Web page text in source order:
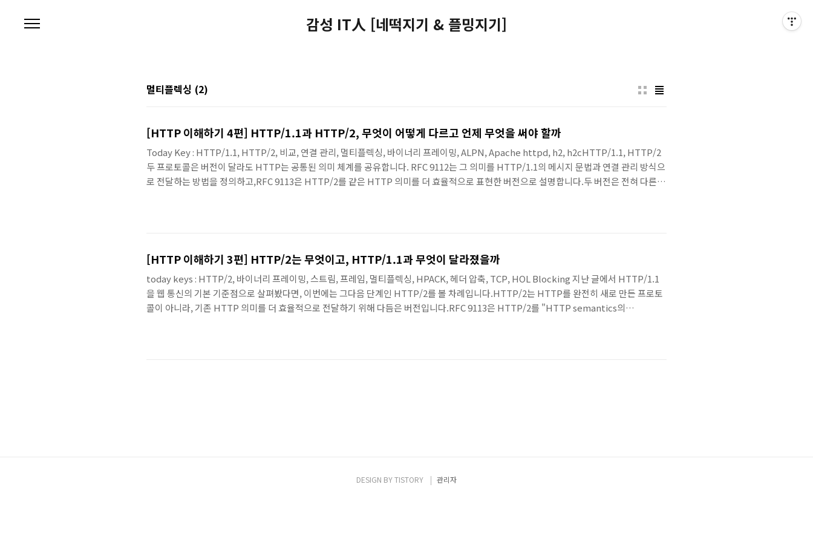
감성 IT人 [네떡지기 & 플밍지기]
멀티플렉싱 (2)
[HTTP 이해하기 4편] HTTP/1.1과 HTTP/2, 무엇이 어떻게 다르고 언제 무엇을 써야 할까
Today Key : HTTP/1.1, HTTP/2, 비교, 연결 관리, 멀티플렉싱, 바이너리 프레이밍, ALPN, Apache httpd, h2, h2cHTTP/1.1, HTTP/2
두 프로토콜은 버전이 달라도 HTTP는 공통된 의미 체계를 공유합니다. RFC 9112는 그 의미를 HTTP/1.1의 메시지 문법과 연결 관리 방식으
로 전달하는 방법을 정의하고,RFC 9113은 HTTP/2를 같은 HTTP 의미를 더 효율적으로 표현한 버전으로 설명합니다.두 버전은 전혀 다른
[HTTP 이해하기 3편] HTTP/2는 무엇이고, HTTP/1.1과 무엇이 달라졌을까
today keys : HTTP/2, 바이너리 프레이밍, 스트림, 프레임, 멀티플렉싱, HPACK, 헤더 압축, TCP, HOL Blocking 지난 글에서 HTTP/1.1
을 웹 통신의 기본 기준점으로 살펴봤다면, 이번에는 그다음 단계인 HTTP/2를 볼 차례입니다.HTTP/2는 HTTP를 완전히 새로 만든 프로토
콜이 아니라, 기존 HTTP 의미를 더 효율적으로 전달하기 위해 다듬은 버전입니다.RFC 9113은 HTTP/2를 "HTTP semantics의
DESIGN BYTISTORY 관리자